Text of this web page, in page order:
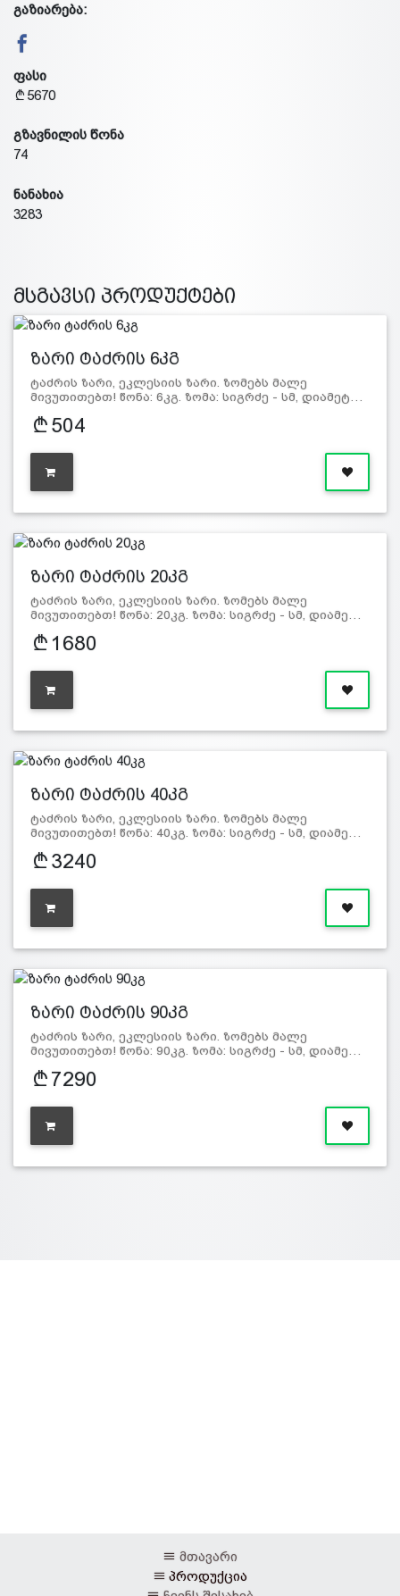
გაზიარება:
ფასი
5670
გზავნილის წონა
74
ნანახია
3283
მსგავსი პროდუქტები
ზარი ტაძრის 6კგ
ტაძრის ზარი, ეკლესიის ზარი. ზომებს მალე
მივუთითებთ! წონა: 6კგ. ზომა: სიგრძე - სმ, დიამეტ…
504
ზარი ტაძრის 20კგ
ტაძრის ზარი, ეკლესიის ზარი. ზომებს მალე
მივუთითებთ! წონა: 20კგ. ზომა: სიგრძე - სმ, დიამე…
1680
ზარი ტაძრის 40კგ
ტაძრის ზარი, ეკლესიის ზარი. ზომებს მალე
მივუთითებთ! წონა: 40კგ. ზომა: სიგრძე - სმ, დიამე…
3240
ზარი ტაძრის 90კგ
ტაძრის ზარი, ეკლესიის ზარი. ზომებს მალე
მივუთითებთ! წონა: 90კგ. ზომა: სიგრძე - სმ, დიამე…
7290
მთავარი
პროდუქცია